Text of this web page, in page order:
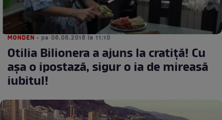
MONDEN • pe 06.06.2016 la 11:10
Otilia Bilionera a ajuns la cratiță! Cu
așa o ipostază, sigur o ia de mireasă
iubitul!